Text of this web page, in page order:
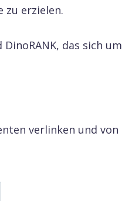
zu erzielen.
das sich um
verlinken und von